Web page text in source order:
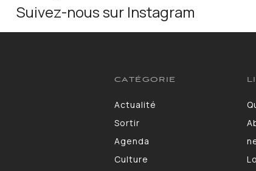
Suivez-nous sur Instagram
CATÉGORIE
Actualité
Sortir
Agenda
Culture